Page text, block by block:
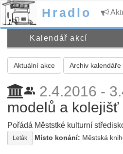
Hradlo
Kalendář akcí
Aktuální akce Archiv kalendáře
people_alt 2.4.2016 -
modelů a kolejišť
Pořádá Měststké kulturní
Leták Místo konání: Městská